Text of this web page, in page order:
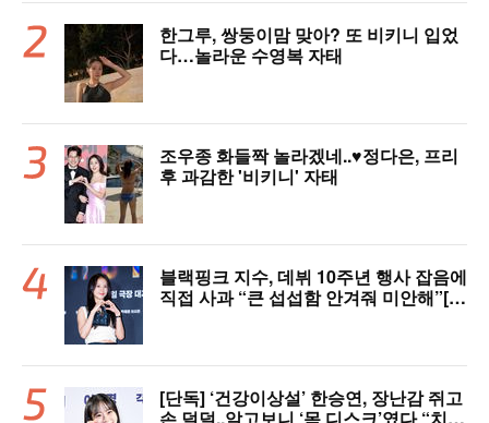
한그루, 쌍둥이맘 맞아? 또 비키니 입었
다…놀라운 수영복 자태
조우종 화들짝 놀라겠네..♥정다은, 프리
후 과감한 '비키니' 자태
블랙핑크 지수, 데뷔 10주년 행사 잡음에
직접 사과 “큰 섭섭함 안겨줘 미안해”[핫
[단독] ‘건강이상설’ 한승연, 장난감 쥐고